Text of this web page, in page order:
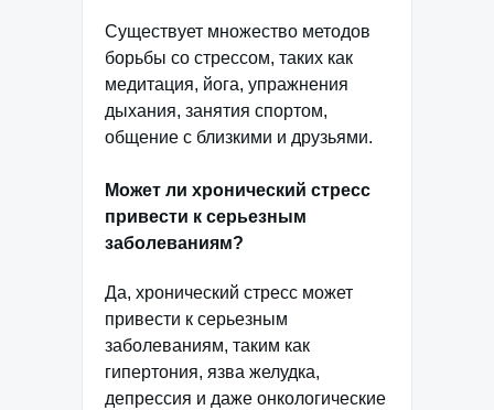
Существует множество методов
борьбы со стрессом, таких как
медитация, йога, упражнения
дыхания, занятия спортом,
общение с близкими и друзьями.
Может ли хронический стресс
привести к серьезным
заболеваниям?
Да, хронический стресс может
привести к серьезным
заболеваниям, таким как
гипертония, язва желудка,
депрессия и даже онкологические